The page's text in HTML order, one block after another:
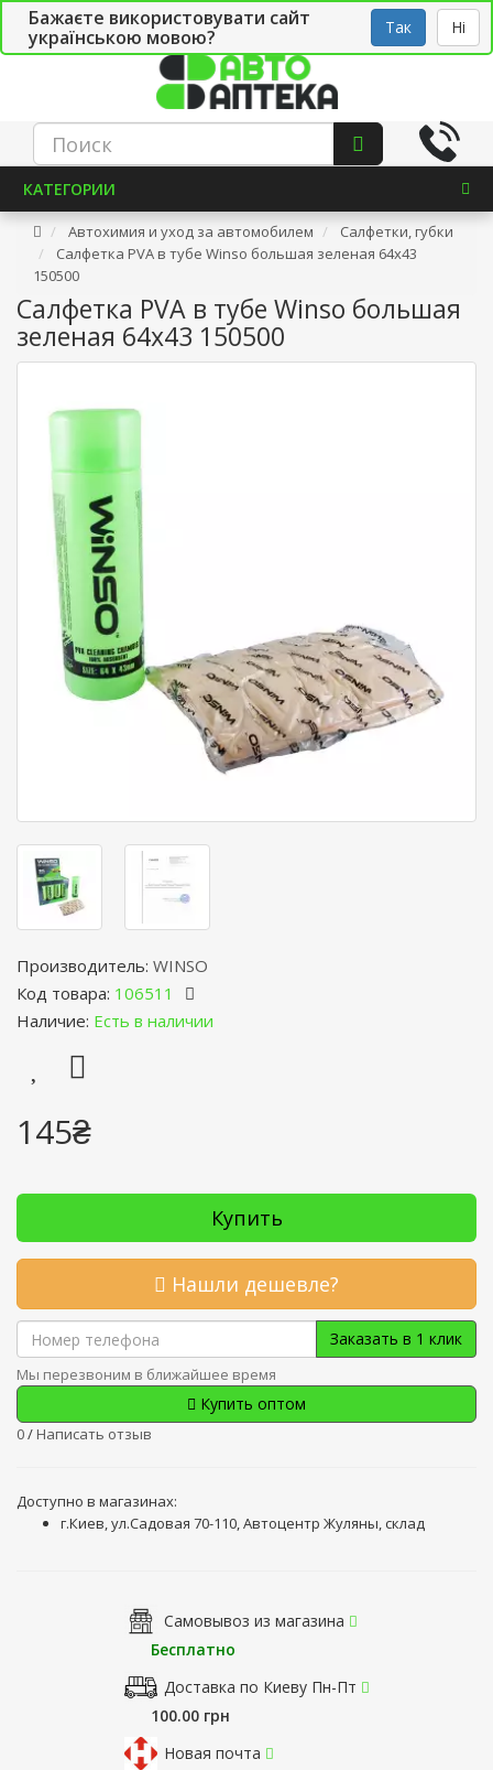
Бажаєте використовувати сайт
українською мовою?
Так Ні
СТО Укр
КАТЕГОРИИ
Автохимия и уход за автомобилем
Салфетки, губки
Салфетка PVA в тубе Winso большая зеленая 64х43
150500
Салфетка PVA в тубе Winso большая
зеленая 64х43 150500
Производитель: WINSO
Код товара: 106511
Наличие: Есть в наличии
145₴
Купить
Нашли дешевле?
Заказать в 1 клик
Мы перезвоним в ближайшее время
Купить оптом
0/ Написать отзыв
Доступно в магазинах:
г.Киев, ул.Садовая 70-110, Автоцентр Жуляны, склад
Самовывоз из магазина
Бесплатно
Доставка по Киеву Пн-Пт
100.00 грн
Новая почта